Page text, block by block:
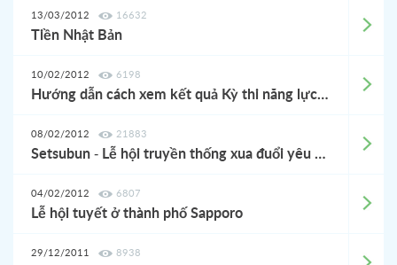
13/03/2012 16632
Tiền Nhật Bản
10/02/2012 6198
Hướng dẫn cách xem kết quả Kỳ thi năng lực Nhật Ngữ tháng 12 năm 2012
08/02/2012 21883
Setsubun - Lễ hội truyền thống xua đuổi yêu ma của Nhật Bản
04/02/2012 6807
Lễ hội tuyết ở thành phố Sapporo
29/12/2011 8938